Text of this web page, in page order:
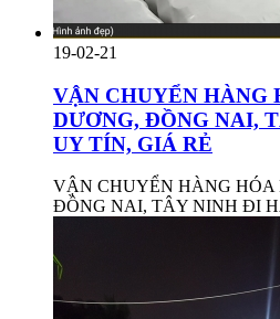
19-02-21
VẬN CHUYỂN HÀNG
DƯƠNG, ĐỒNG NAI,
UY TÍN, GIÁ RẺ
VẬN CHUYỂN HÀNG HÓA
ĐỒNG NAI, TÂY NINH ĐI